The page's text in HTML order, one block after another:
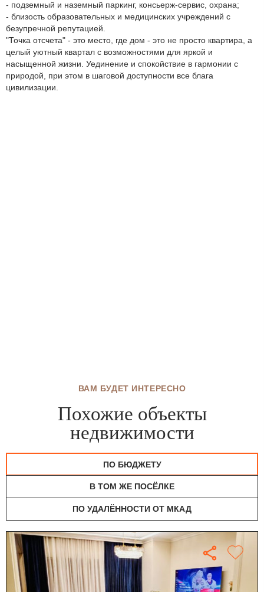
- подземный и наземный паркинг, консьерж-сервис, охрана;
- близость образовательных и медицинских учреждений с
безупречной репутацией.
"Точка отсчета" - это место, где дом - это не просто квартира, а
целый уютный квартал с возможностями для яркой и
насыщенной жизни. Уединение и спокойствие в гармонии с
природой, при этом в шаговой доступности все блага
цивилизации.
ВАМ БУДЕТ ИНТЕРЕСНО
Похожие объекты
недвижимости
ПО БЮДЖЕТУ
В ТОМ ЖЕ ПОСЁЛКЕ
ПО УДАЛЁННОСТИ ОТ МКАД